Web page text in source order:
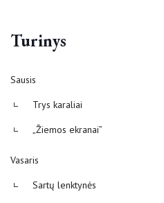
Turinys
Sausis
Trys karaliai
„Žiemos ekranai”
Vasaris
Sartų lenktynės